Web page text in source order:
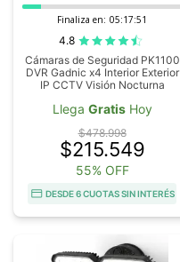
Finaliza en: 05:17:50
4.8
Cámaras de Seguridad PK1100
DVR Gadnic x4 Interior Exterior
IP CCTV Visión Nocturna
Llega GratisHoy
$478.998
$215.549
55% OFF
DESDE 6 CUOTAS SIN INTERÉS